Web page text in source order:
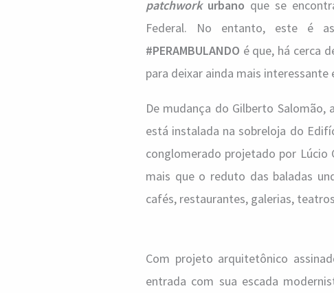
patchworkurbano que se
Federal. No entanto, este é
#PERAMBULANDO é que, há cerca
para deixar ainda mais
De mudança do Gilberto Salomão,
está instalada na sobreloja do
conglomerado projetado por Lúcio
mais que o reduto das baladas
cafés, restaurantes, galerias,
Com projeto arquitetônico
entrada com sua escada